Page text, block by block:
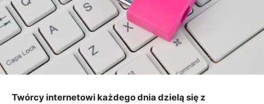
Twórcy internetowi każdego dnia dzielą się z